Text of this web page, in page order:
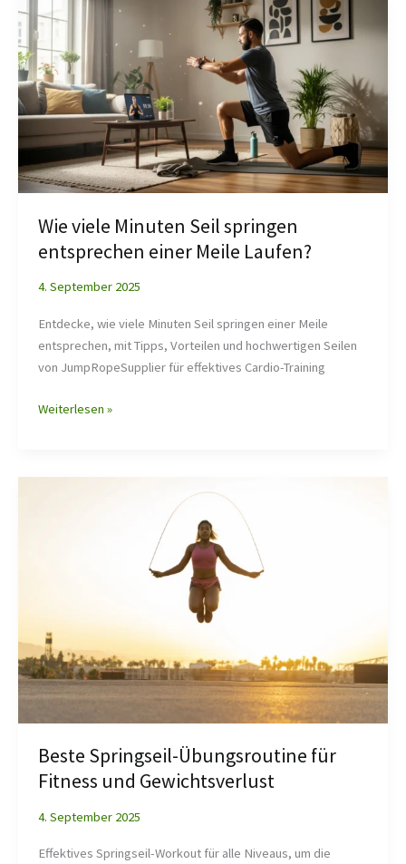
Wie viele Minuten Seil springen
entsprechen einer Meile Laufen?
4. September 2025
Entdecke, wie viele Minuten Seil springen einer Meile
entsprechen, mit Tipps, Vorteilen und hochwertigen Seilen
von JumpRopeSupplier für effektives Cardio-Training
viele
Minuten
Seil
springen
entsprechen
einer
Laufen?
Weiterlesen »
Beste Springseil-Übungsroutine für
Fitness und Gewichtsverlust
4. September 2025
Effektives Springseil-Workout für alle Niveaus, um die